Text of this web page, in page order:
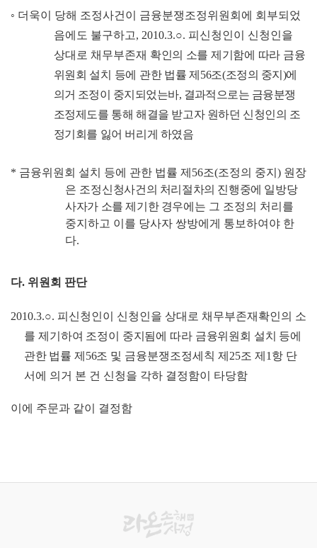
◦ 더욱이 당해 조정사건이 금융분쟁조정위원회에 회부되었
음에도 불구하고, 2010.3.○. 피신청인이 신청인을
상대로 채무부존재 확인의 소를 제기함에 따라 금융
위원회 설치 등에 관한 법률 제 56조(조정의 중지 )에
의거 조정이 중지되었는바, 결과적으로는 금융분쟁
조정제도를 통해 해결을 받고자 원하던 신청인의 조
정기회를 잃어 버리게 하였음
* 금융위원회 설치 등에 관한 법률 제 56조(조정의 중지 ) 원장
은 조정신청사건의 처리절차의 진행중에 일방당
사자가 소를 제기한 경우에 는 그 조정의 처리를
중지하고 이를 당사자 쌍방에게 통보하여야 한
다.
다. 위원회 판단
2010.3.○. 피신청인이 신청인을 상대로 채무부존재확인의 소
를 제기 하여 조정이 중지됨에 따라 금융위원회 설치 등에
관한 법률 제 56조 및 금융분쟁조정세칙 제 25조 제 1 항 단
서에 의거 본 건 신청을 각하 결정함이 타당함
이에 주문과 같이 결정함